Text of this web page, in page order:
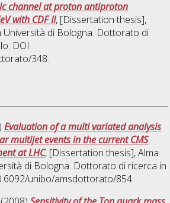
channel at proton antiproton
with CDF II, [Dissertation thesis],
di Bologna. Dottorato di
DOI
348.
Evaluation of a multi variated analysis
multijet events in the current CMS
at LHC, [Dissertation thesis], Alma
di Bologna. Dottorato di ricerca in
unibo/amsdottorato/854.